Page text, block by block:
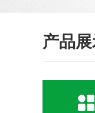
产品